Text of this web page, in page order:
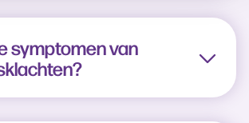
symptomen van